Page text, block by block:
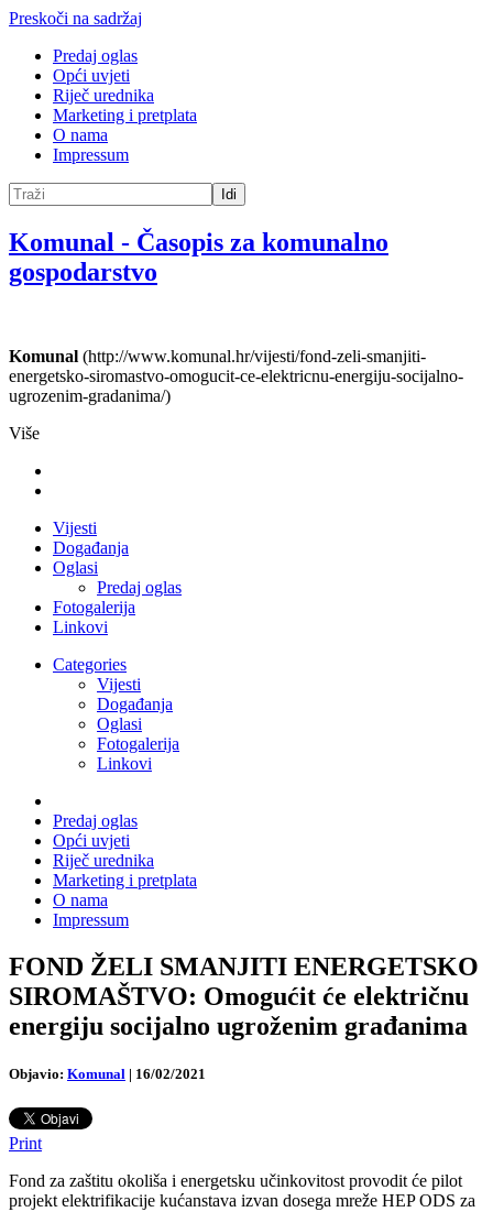
Preskoči na sadržaj
Predaj oglas
Opći uvjeti
Riječ urednika
Marketing i pretplata
O nama
Impressum
Idi
Komunal - Časopis za komunalno
gospodarstvo
Komunal (http://www.komunal.hr/vijesti/fond-zeli-smanjiti-
energetsko-siromastvo-omogucit-ce-elektricnu-energiju-socijalno-
ugrozenim-gradanima/)
Više
Vijesti
Događanja
Oglasi
Predaj oglas
Fotogalerija
Linkovi
Categories
Vijesti
Događanja
Oglasi
Fotogalerija
Linkovi
Predaj oglas
Opći uvjeti
Riječ urednika
Marketing i pretplata
O nama
Impressum
FOND ŽELI SMANJITI ENERGETSKO
SIROMAŠTVO: Omogućit će električnu
energiju socijalno ugroženim građanima
Objavio: Komunal | 16/02/2021
Print
Fond za zaštitu okoliša i energetsku učinkovitost provodit će pilot
projekt elektrifikacije kućanstava izvan dosega mreže HEP ODS za